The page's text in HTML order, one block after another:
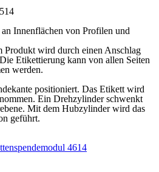
Innenflächen von Profilen und
Produkt wird durch einen Anschlag
Etikettierung kann von allen Seiten
werden.
positioniert. Das Etikett wird
Ein Drehzylinder schwenkt
Mit dem Hubzylinder wird das
geführt.